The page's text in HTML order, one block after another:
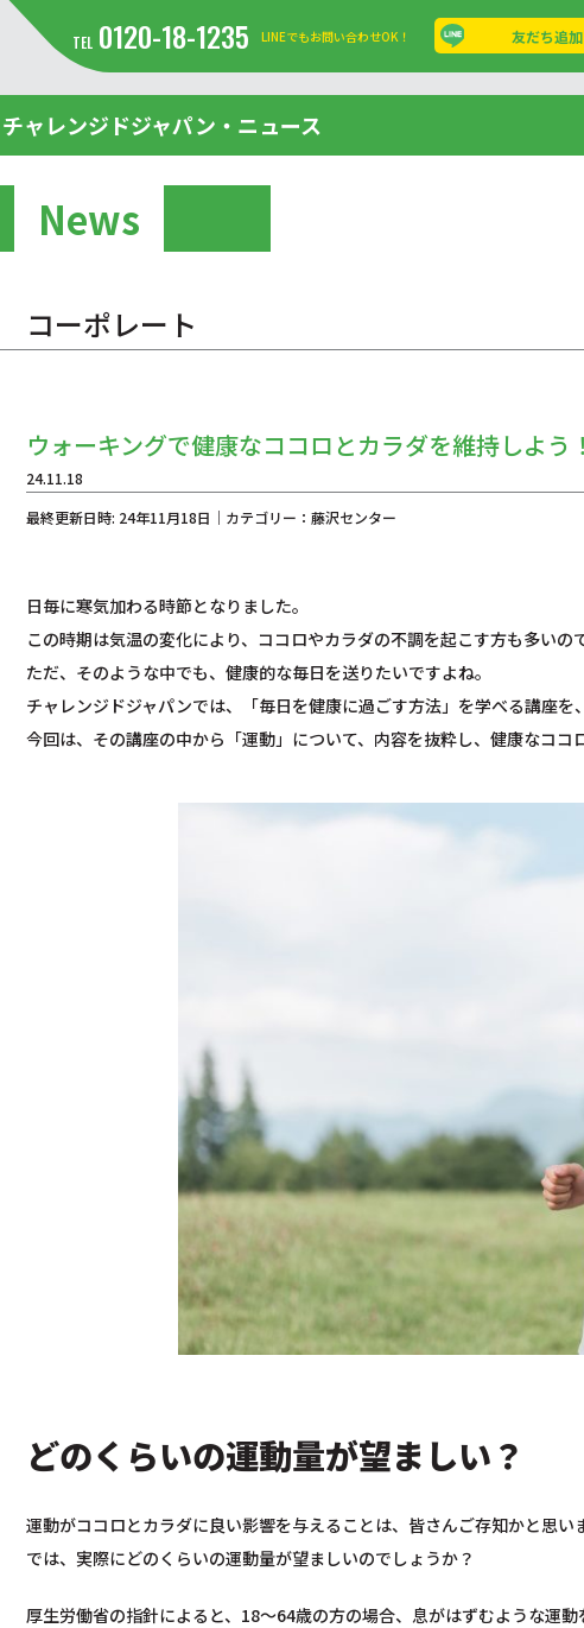
TEL 0120-18-1235 LINEでもお問い合わせOK！ 友だち追加
チャレンジドジャパン・ニュース
News
コーポレート
ウォーキングで健康なココロとカラダを維持しよう！
24.11.18
最終更新日時: 24年11月18日｜カテゴリー：藤沢センター
日毎に寒気加わる時節となりました。
この時期は気温の変化により、ココロやカラダの不調を起こす方も多いの
ただ、そのような中でも、健康的な毎日を送りたいですよね。
チャレンジドジャパンでは、「毎日を健康に過ごす方法」を学べる講座を
今回は、その講座の中から「運動」について、内容を抜粋し、健康なココ
どのくらいの運動量が望ましい？
運動がココロとカラダに良い影響を与えることは、皆さんご存知かと思い
では、実際にどのくらいの運動量が望ましいのでしょうか？
厚生労働省の指針によると、18～64歳の方の場合、息がはずむような運